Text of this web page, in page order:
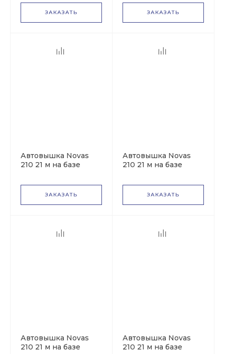
ЗАКАЗАТЬ ЗАКАЗАТЬ
Автовышка Novas
210 21 м на базе
ЗАКАЗАТЬ
Автовышка Novas
210 21 м на базе
ЗАКАЗАТЬ
Автовышка Novas
210 21 м на базе
Автовышка Novas
210 21 м на базе